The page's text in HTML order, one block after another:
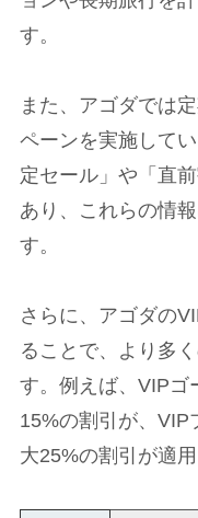
す。
また、アゴダでは
ペーンを実施して
定セール」や「直
あり、これらの情
す。
さらに、アゴダの
ることで、より多
す。例えば、VIPゴ
15%の割引が、VIP
大25%の割引が適用